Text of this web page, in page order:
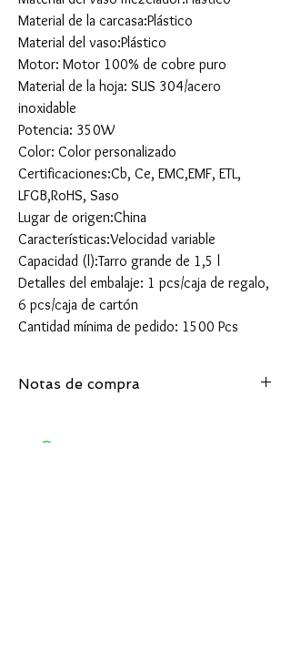
Material de la carcasa:Plástico
Material del vaso:Plástico
Motor: Motor 100% de cobre puro
Material de la hoja: SUS 304/acero
inoxidable
Potencia: 350W
Color: Color personalizado
Certificaciones:Cb, Ce, EMC,EMF, ETL,
LFGB,RoHS, Saso
Lugar de origen:China
Características:Velocidad variable
Capacidad (l):Tarro grande de 1,5 l
Detalles del embalaje: 1 pcs/caja de regalo,
6 pcs/caja de cartón
Cantidad mínima de pedido: 1500 Pcs
Notas de compra
Términos de entrega aceptados: FOB, CIF,